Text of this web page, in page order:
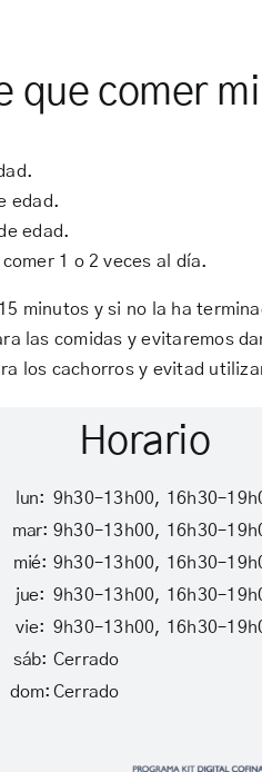
que comer
edad.
edad.
1 o 2 veces al día.
minutos y si no la ha
las comidas y evitaremos
los cachorros y evitad
Horario
lun: 9h30–13h00,
mar: 9h30–13h00,
mié: 9h30–13h00,
jue: 9h30–13h00,
vie: 9h30–13h00,
sáb: Cerrado
dom: Cerrado